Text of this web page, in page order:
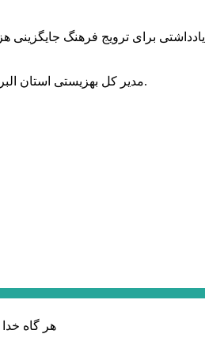
یادداشتی برای ترویج فرهنگ جایگزینی
مدیر کل بهزیستی استان البرز از شناسایی ۲ هزار و ۴۰۰ کودک دارای اختلالات بینایی در این استان خبر داد.
هر گاه خدا